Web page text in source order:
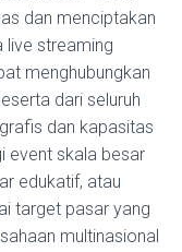
dan menciptakan
live streaming
menghubungkan
dari seluruh
dan kapasitas
event skala besar
edukatif, atau
target pasar yang
multinasional